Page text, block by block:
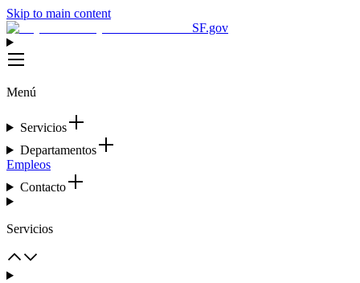
Skip to main content
SF.gov
Menú
Servicios
Departamentos
Empleos
Contacto
Servicios